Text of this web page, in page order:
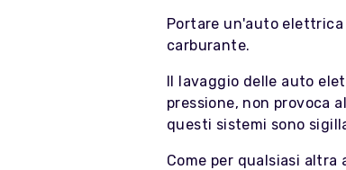
Portare un'auto
carburante.
Il lavaggio delle auto
pressione, non provoca
questi sistemi sono
Come per qualsiasi